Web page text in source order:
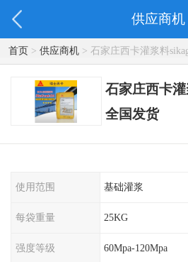
供应商机
首页> 供应商机> 石家庄西卡灌浆料
石家庄西卡
全国发货
使用范围 基础灌浆
每袋重量 25KG
强度等级 60Mpa-120Mpa